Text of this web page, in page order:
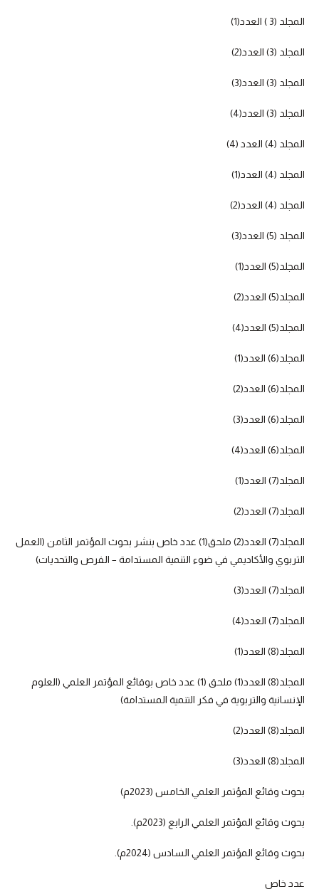
المجلد (3 ) العدد(1)
المجلد (3) العدد(2)
المجلد (3) العدد(3)
المجلد (3) العدد(4)
المجلد (4) العدد (4)
المجلد (4) العدد(1)
المجلد (4) العدد(2)
المجلد (5) العدد(3)
المجلد(5) العدد(1)
المجلد(5) العدد(2)
المجلد(5) العدد(4)
المجلد(6) العدد(1)
المجلد(6) العدد(2)
المجلد(6) العدد(3)
المجلد(6) العدد(4)
المجلد(7) العدد(1)
المجلد(7) العدد(2)
المجلد(7) العدد(2) ملحق(1) عدد خاص بنشر بحوث المؤتمر الثامن (العمل
التربوي والأكاديمي في ضوء التنمية المستدامة – الفرص والتحديات)
المجلد(7) العدد(3)
المجلد(7) العدد(4)
المجلد(8) العدد(1)
المجلد(8) العدد(1) ملحق (1) عدد خاص بوقائع المؤتمر العلمي (العلوم
الإنسانية والتربوية في فكر التنمية المستدامة)
المجلد(8) العدد(2)
المجلد(8) العدد(3)
بحوث وقائع المؤتمر العلمي الخامس (2023م)
بحوث وقائع المؤتمر العلمي الرابع (2023م).
بحوث وقائع المؤتمر العلمي السادس (2024م).
عدد خاص